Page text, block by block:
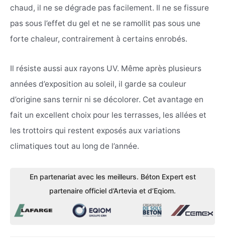
chaud, il ne se dégrade pas facilement. Il ne se fissure
pas sous l’effet du gel et ne se ramollit pas sous une
forte chaleur, contrairement à certains enrobés.
Il résiste aussi aux rayons UV. Même après plusieurs
années d’exposition au soleil, il garde sa couleur
d’origine sans ternir ni se décolorer. Cet avantage en
fait un excellent choix pour les terrasses, les allées et
les trottoirs qui restent exposés aux variations
climatiques tout au long de l’année.
En partenariat avec les meilleurs. Béton Expert est
partenaire officiel d’Artevia et d’Eqiom.